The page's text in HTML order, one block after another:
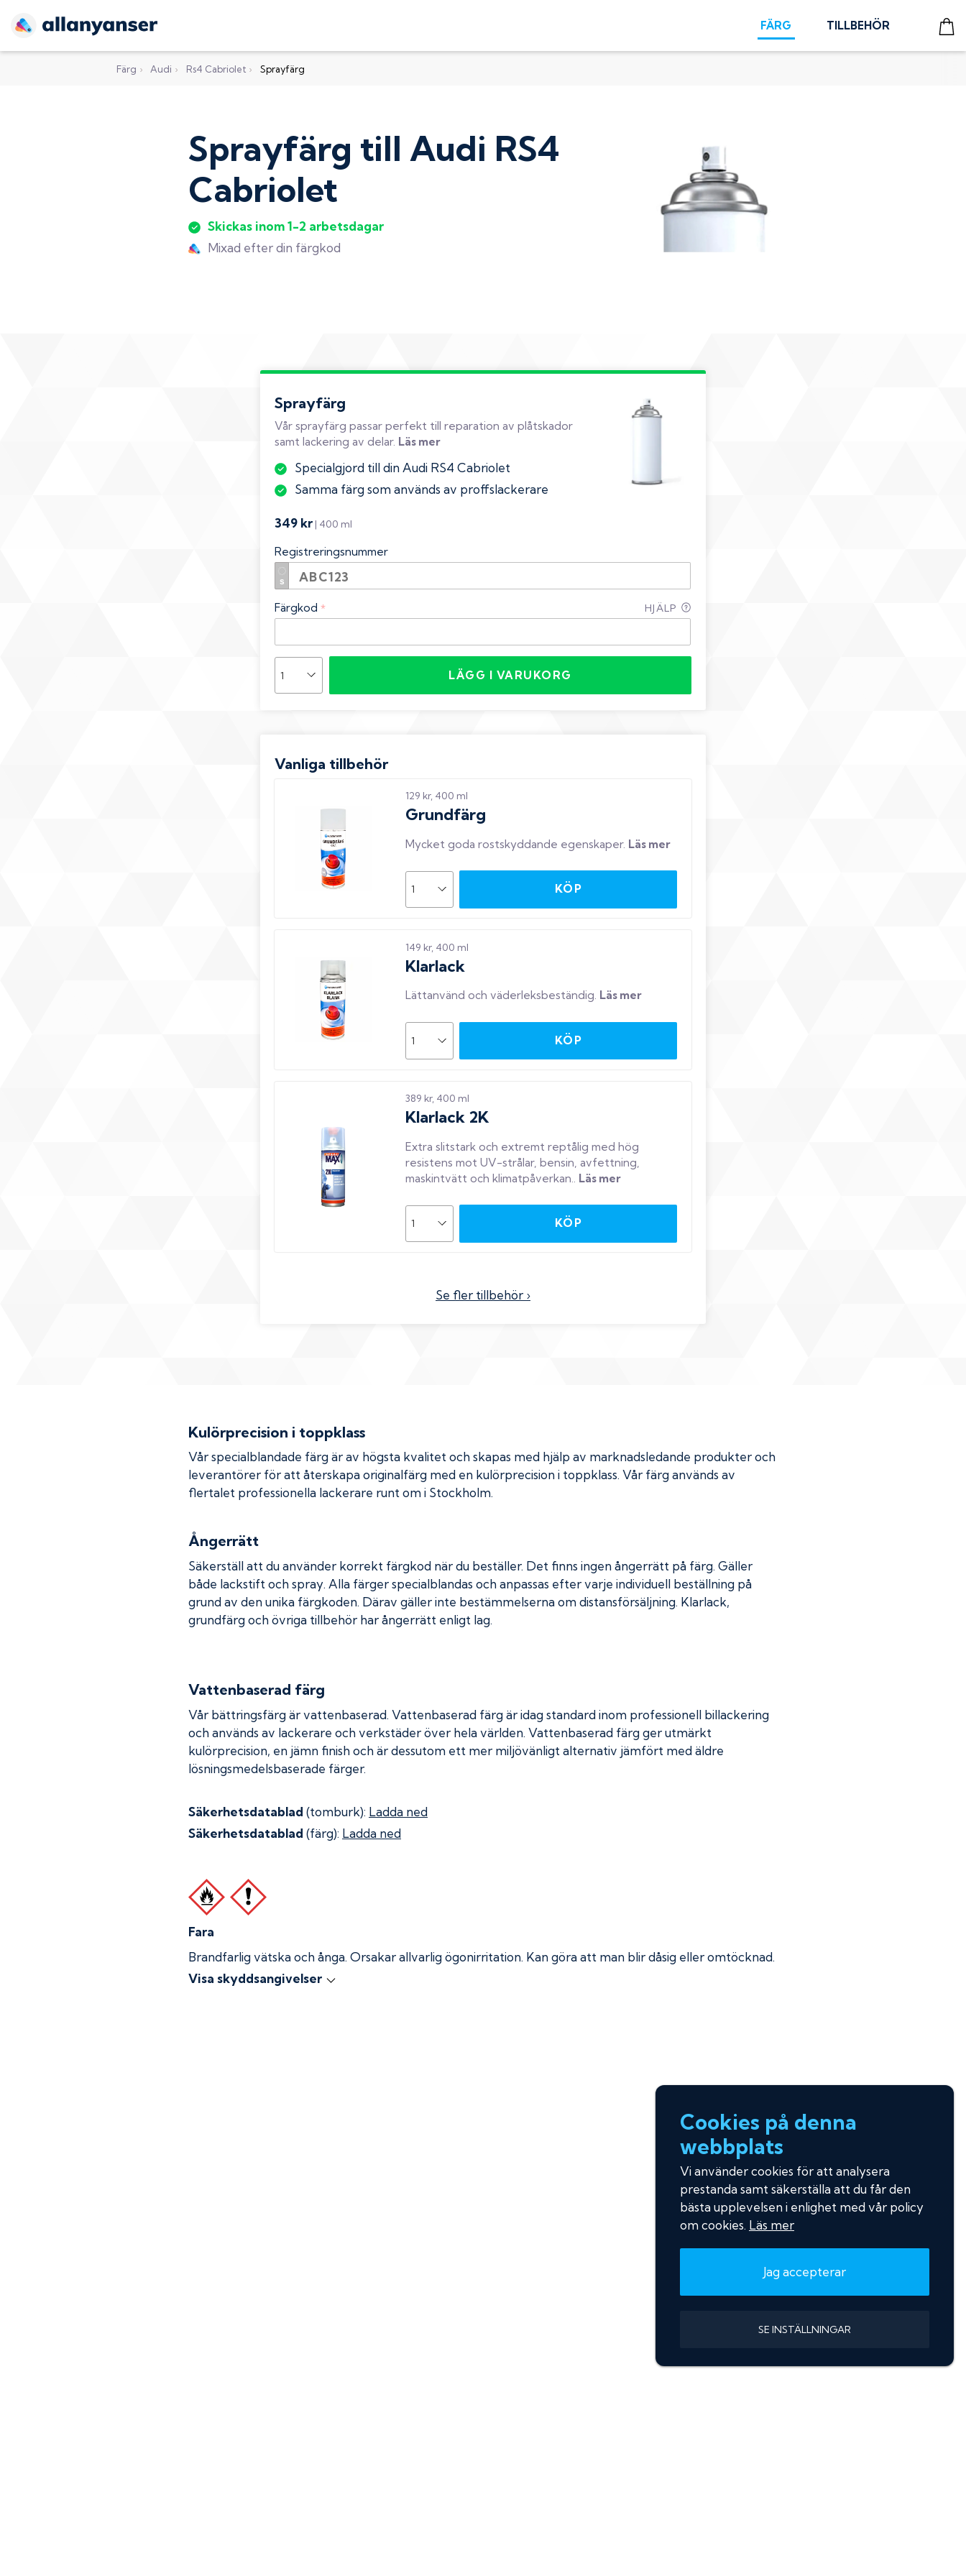
FÄRG TILLBEHÖR
Färg › Audi › Rs4 Cabriolet › Sprayfärg
Sprayfärg till Audi RS4
Cabriolet
Skickas inom 1-2 arbetsdagar
Mixad efter din färgkod
Sprayfärg
Vår sprayfärg passar perfekt till reparation av plåtskador
samt lackering av delar. Läs mer
Specialgjord till din Audi RS4 Cabriolet
Samma färg som används av proffslackerare
349 kr | 400 ml
Registreringsnummer
Färgkod * HJÄLP
LÄGG I VARUKORG
Vanliga tillbehör
129 kr, 400 ml
Grundfärg
Mycket goda rostskyddande egenskaper. Läs mer
KÖP
149 kr, 400 ml
Klarlack
Lättanvänd och väderleksbeständig. Läs mer
KÖP
389 kr, 400 ml
Klarlack 2K
Extra slitstark och extremt reptålig med hög
resistens mot UV-strålar, bensin, avfettning,
maskintvätt och klimatpåverkan.
Läs mer
KÖP
Se fler tillbehör ›
Kulörprecision i toppklass
Vår specialblandade färg är av högsta kvalitet och skapas med hjälp av marknadsledande produkter och
leverantörer för att återskapa originalfärg med en kulörprecision i toppklass. Vår färg används av
flertalet professionella lackerare runt om i Stockholm.
Ångerrätt
Säkerställ att du använder korrekt färgkod när du beställer. Det finns ingen ångerrätt på färg. Gäller
både lackstift och spray. Alla färger specialblandas och anpassas efter varje individuell beställning på
grund av den unika färgkoden. Därav gäller inte bestämmelserna om distansförsäljning. Klarlack,
grundfärg och övriga tillbehör har ångerrätt enligt lag.
Vattenbaserad färg
Vår bättringsfärg är vattenbaserad. Vattenbaserad färg är idag standard inom professionell billackering
och används av lackerare och verkstäder över hela världen. Vattenbaserad färg ger utmärkt
kulörprecision, en jämn finish och är dessutom ett mer miljövänligt alternativ jämfört med äldre
lösningsmedelsbaserade färger.
Säkerhetsdatablad (tomburk): Ladda ned
Säkerhetsdatablad (färg): Ladda ned
Fara
Brandfarlig vätska och ånga. Orsakar allvarlig ögonirritation. Kan göra att man blir dåsig eller omtöcknad.
Visa skyddsangivelser
Cookies på denna
webbplats
Vi använder cookies för att analysera
prestanda samt säkerställa att du får den
bästa upplevelsen i enlighet med vår policy
om cookies. Läs mer
Jag accepterar
SE INSTÄLLNINGAR